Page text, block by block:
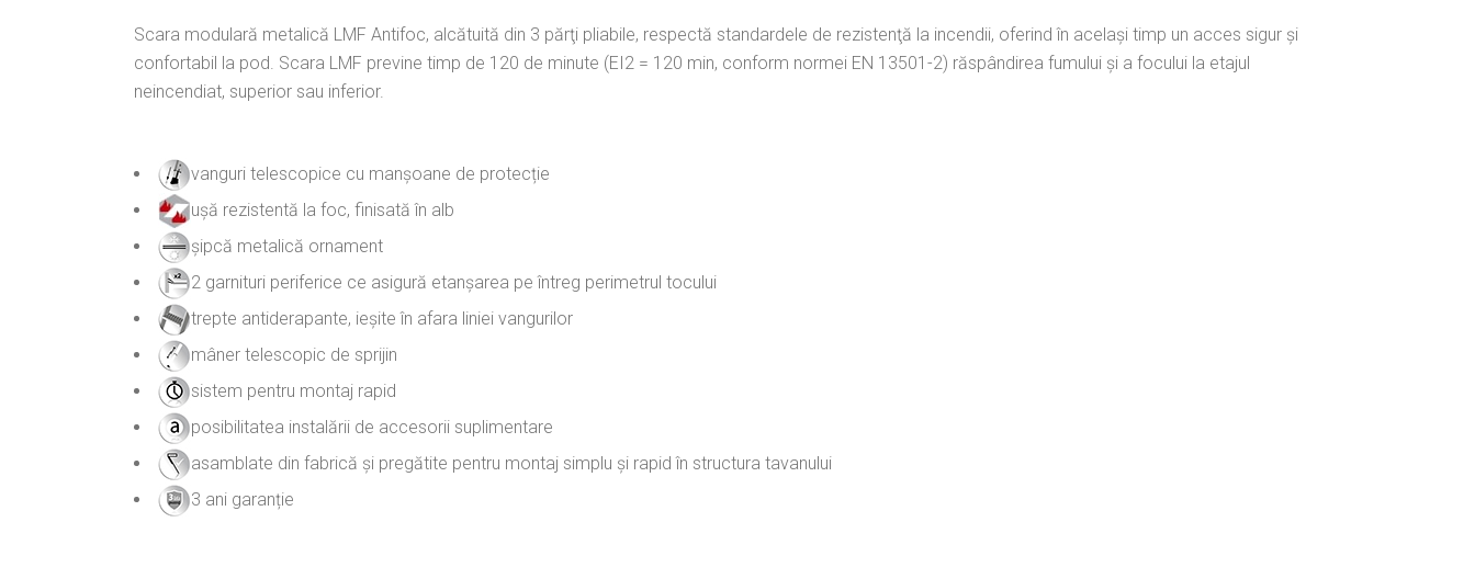
Scara modulară metalică LMF Antifoc, alcătuită din 3 părţi pliabile, respectă standardele de rezistenţă la incendii, oferind în acelaşi timp un acces sigur şi
confortabil la pod. Scara LMF previne timp de 120 de minute (EI2 = 120 min, conform normei EN 13501-2) răspândirea fumului şi a focului la etajul
neincendiat, superior sau inferior.
vanguri telescopice cu manșoane de protecție
ușă rezistentă la foc, finisată în alb
șipcă metalică ornament
2 garnituri periferice ce asigură etanșarea pe întreg perimetrul tocului
trepte antiderapante, ieșite în afara liniei vangurilor
mâner telescopic de sprijin
sistem pentru montaj rapid
posibilitatea instalării de accesorii suplimentare
asamblate din fabrică și pregătite pentru montaj simplu și rapid în structura tavanului
3 ani garanție